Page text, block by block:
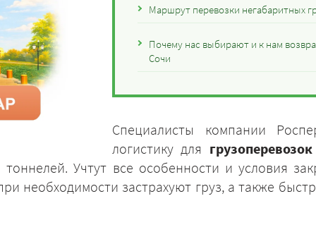
Маршрут перевозки негабаритных
Почему нас выбирают и к нам
Сочи
Специалисты компании
логистику для
Учтут все особенности и условия
необходимости застрахуют груз, а также